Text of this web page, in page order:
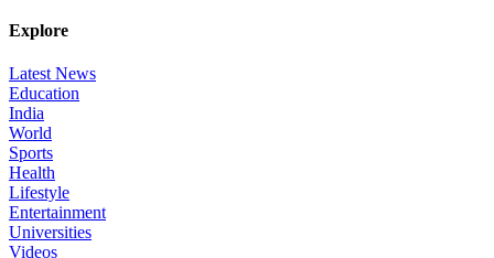
Explore
Latest News
Education
India
World
Sports
Health
Lifestyle
Entertainment
Universities
Videos